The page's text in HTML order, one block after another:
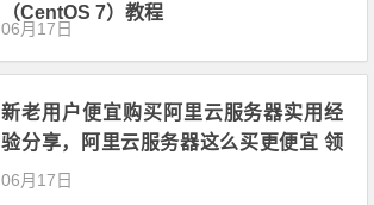
（CentOS 7）教程
06月17日
新老用户便宜购买阿里云服务器实用经
验分享，阿里云服务器这么买更便宜 领
代金券
06月17日